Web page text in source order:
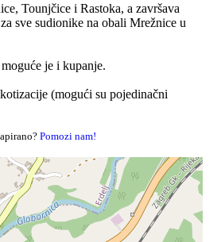
Tounjčice i Rastoka, a završava
sve sudionike na obali Mrežnice u
je i kupanje.
(mogući su pojedinačni
Pomozi nam!